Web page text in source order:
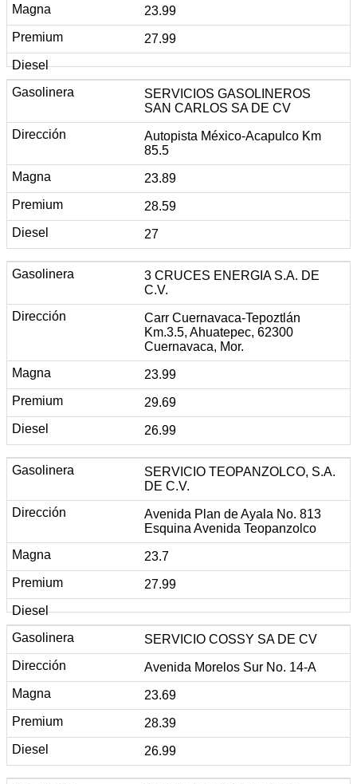
23.99
27.99
SERVICIOS GASOLINEROS
SAN CARLOS SA DE CV
Autopista México-Acapulco Km
85.5
23.89
28.59
27
3 CRUCES ENERGIA S.A. DE
C.V.
Carr Cuernavaca-Tepoztlán
Km.3.5, Ahuatepec, 62300
Cuernavaca, Mor.
23.99
29.69
26.99
SERVICIO TEOPANZOLCO, S.A.
DE C.V.
Avenida Plan de Ayala No. 813
Esquina Avenida Teopanzolco
23.7
27.99
SERVICIO COSSY SA DE CV
Avenida Morelos Sur No. 14-A
23.69
28.39
26.99